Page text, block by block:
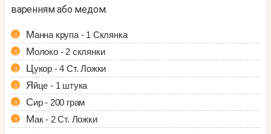
варенням або медом.
Манна крупа - 1 Склянка
Молоко - 2 склянки
Цукор - 4 Ст. Ложки
Яйце - 1 штука
Сир - 200 грам
Мак - 2 Ст. Ложки